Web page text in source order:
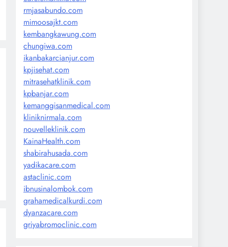
rmjasabundo.com
mimoosajkt.com
kembangkawung.com
chungiwa.com
ikanbakarcianjur.com
kpjisehat.com
mitrasehatklinik.com
kpbanjar.com
kemanggisanmedical.com
kliniknirmala.com
nouvelleklinik.com
KainaHealth.com
shabirahusada.com
yadikacare.com
astaclinic.com
ibnusinalombok.com
grahamedicalkurdi.com
dyanzacare.com
griyabromoclinic.com